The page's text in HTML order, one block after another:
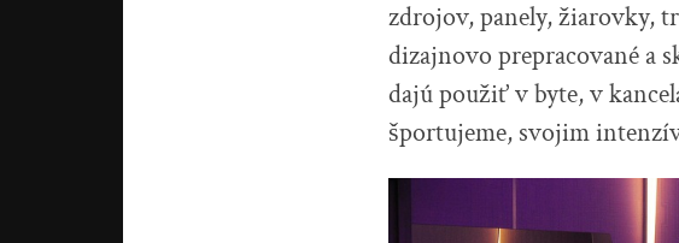
zdrojov, panely, žiarovky,
dizajnovo prepracované a
dajú použiť v byte, v
športujeme, svojim